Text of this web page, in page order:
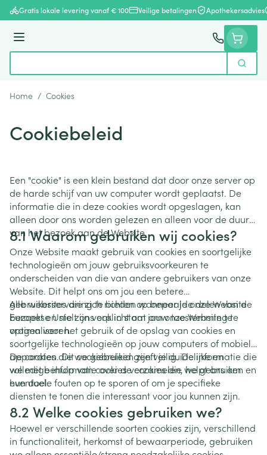
Ga naar de inhoud
Gratis lokale levering vanaf € 100 Veilige betalingen Apothekersadvies
Menu
Zoek
Home / Cookies
Cookiebeleid
Een "cookie" is een klein bestand dat door onze server op
de harde schijf van uw computer wordt geplaatst. De
informatie die in deze cookies wordt opgeslagen, kan
alleen door ons worden gelezen en alleen voor de duur
van het bezoek aan de Website.
8.1 Waarom gebruiken wij cookies?
Onze Website maakt gebruik van cookies en soortgelijke
technologieën om jouw gebruiksvoorkeuren te
onderscheiden van die van andere gebruikers van onze
Website. Dit helpt ons om jou een betere
gebruikerservaring te bieden wanneer je onze Website
bezoekt en stelt ons ook in staat om onze Website te
optimaliseren.
Alle websites die zich richten op bepaalde delen van de
Europese Unie zijn verplicht om jouw toestemming te
vragen voor het gebruik of de opslag van cookies en
soortgelijke technologieën op jouw computers of mobiele
apparaten. Dit cookiebeleid geeft je duidelijke en
volledige informatie over de cookies die we gebruiken en
hun doel.
De cookies die we gebruiken zijn veilig. De informatie die
we met behulp van cookies verzamelen, helpt ons om
eventuele fouten op te sporen of om je specifieke
diensten te tonen die interessant voor jou kunnen zijn.
8.2 Welke cookies gebruiken we?
Hoewel er verschillende soorten cookies zijn, verschillend
in functionaliteit, herkomst of bewaarperiode, gebruiken